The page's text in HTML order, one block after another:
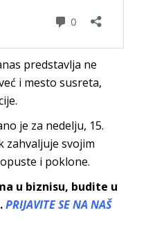
predstavlja ne
i mesto susreta,
je za nedelju, 15.
zahvaljuje svojim
i poklone.
u biznisu, budite u
PRIJAVITE SE NA NAŠ